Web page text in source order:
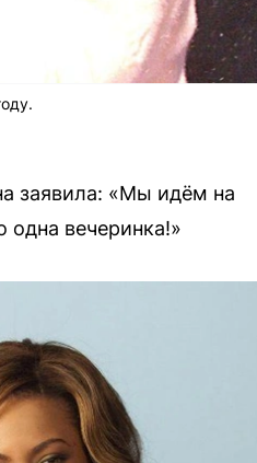
заявила: «Мы идём на
одна вечеринка!»